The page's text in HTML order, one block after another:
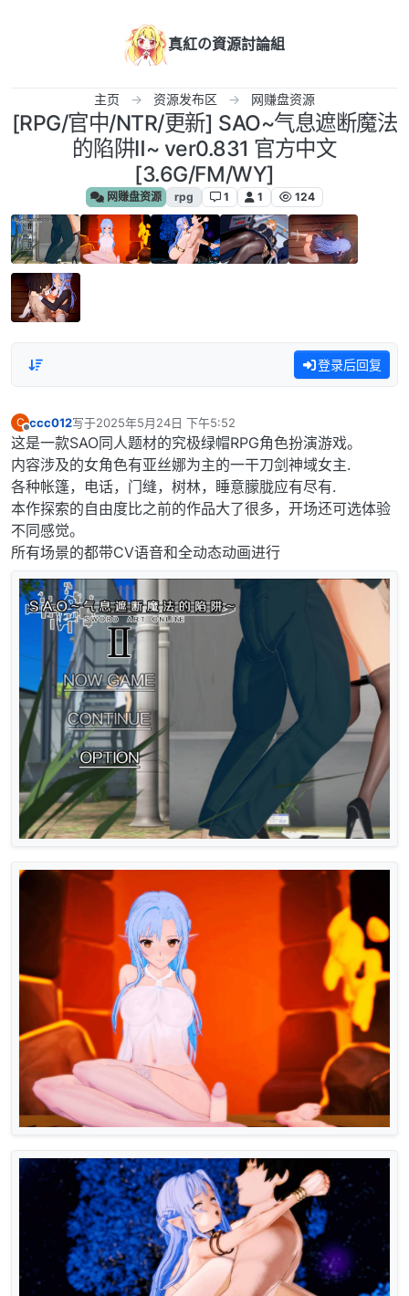
真紅の資源討論組
主页 资源发布区 网赚盘资源
[RPG/官中/NTR/更新] SAO~气息遮断魔法
的陷阱Ⅱ~ ver0.831 官方中文
[3.6G/FM/WY]
网赚盘资源 rpg 1 1 124
登录后回复
C
离线
ccc012写于2025年5月24日 下午5:52
最后由 编辑
这是一款SAO同人题材的究极绿帽RPG角色扮演游戏。
内容涉及的女角色有亚丝娜为主的一干刀剑神域女主.
各种帐篷，电话，门缝，树林，睡意朦胧应有尽有.
本作探索的自由度比之前的作品大了很多，开场还可选体验
不同感觉。
所有场景的都带CV语音和全动态动画进行